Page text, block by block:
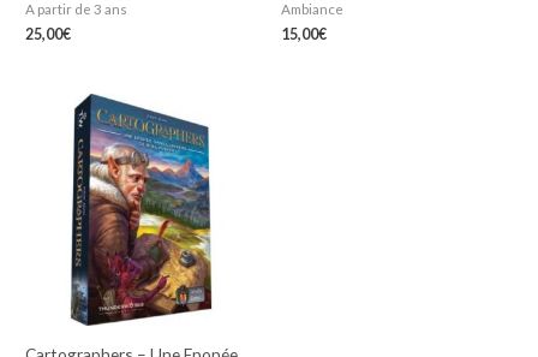
A partir de 3 ans
25,00€
Ambiance
15,00€